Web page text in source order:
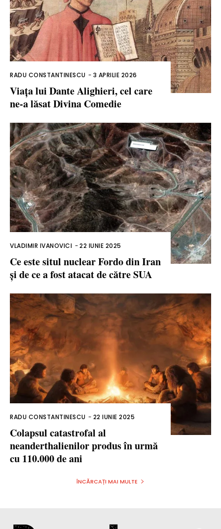
RADU CONSTANTINESCU - 3 APRILIE 2026
Viața lui Dante Alighieri, cel care
ne-a lăsat Divina Comedie
VLADIMIR IVANOVICI -22 IUNIE 2025
Ce este situl nuclear Fordo din Iran
și de ce a fost atacat de către SUA
RADU CONSTANTINESCU - 22 IUNIE 2025
Colapsul catastrofal al
neanderthalienilor produs în urmă
cu 110.000 de ani
ÎNCĂRCAȚI MAI MULTE